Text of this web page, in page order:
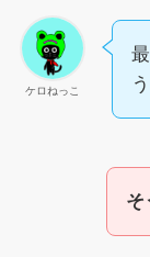
ケロねっこ
そ